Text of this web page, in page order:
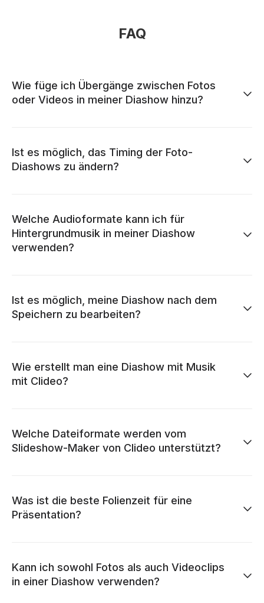
FAQ
Wie füge ich Übergänge zwischen Fotos
oder Videos in meiner Diashow hinzu?
Ist es möglich, das Timing der Foto-
Diashows zu ändern?
Welche Audioformate kann ich für
Hintergrundmusik in meiner Diashow
verwenden?
Ist es möglich, meine Diashow nach dem
Speichern zu bearbeiten?
Wie erstellt man eine Diashow mit Musik
mit Clideo?
Welche Dateiformate werden vom
Slideshow-Maker von Clideo unterstützt?
Was ist die beste Folienzeit für eine
Präsentation?
Kann ich sowohl Fotos als auch Videoclips
in einer Diashow verwenden?